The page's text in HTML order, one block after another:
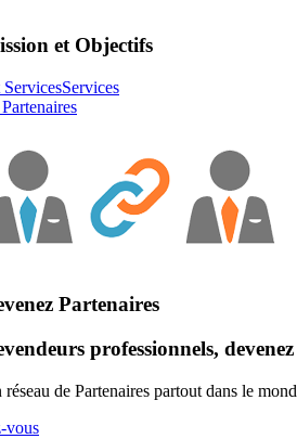
et Objectifs
Services
Partenaires
professionnels,
réseau de Partenaires partout dans le
vous